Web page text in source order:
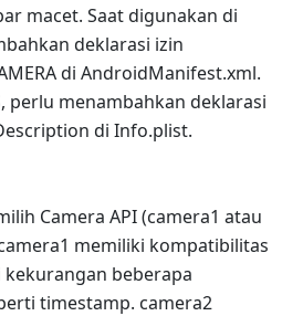
macet. Saat digunakan di
deklarasi izin
di AndroidManifest.xml.
perlu menambahkan deklarasi
di Info.plist.
Camera API (camera1 atau
memiliki kompatibilitas
beberapa
timestamp. camera2